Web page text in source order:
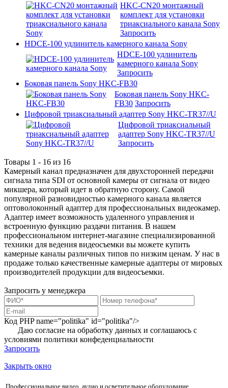
HKC-CN20 монтажный
комплект для установки
триаксиального канала Sony
Запросить
HDCE-100 удлинитель камерного канала Sony
HDCE-100 удлинитель
камерного канала Sony
Запросить
Боковая панель Sony HKC-FB30
Боковая панель Sony HKC-
FB30 Запросить
Цифровой триаксиальный адаптер Sony HKC-TR37//U
Цифровой триаксиальный
адаптер Sony HKC-TR37//U
Запросить
Товары 1 - 16 из 16
Камерный канал предназначен для двухсторонней передачи
сигнала типа SDI от основной камеры от сигнала от видео
микшера, который идет в обратную сторону. Самой
популярной разновидностью камерного канала является
оптоволоконный адаптер для профессиональных видеокамер.
Адаптер имеет возможность удаленного управления и
встроенную функцию раздачи питания. В нашем
профессиональном интернет-магазине специализированной
техники для ведения видеосъемки вы можете купить
камерные каналы различных типов по низким ценам. У нас в
продаже только качественные камерные адаптеры от мировых
производителей продукции для видеосъемки.
Запросить у менеджера
Код PHPname="politika" id="politika"/>
Даю согласие на обработку данных и соглашаюсь с
условиями политики конфеденциальности
Запросить
Закрыть окно
Профессиональное видео, аудио и осветительное оборудование.